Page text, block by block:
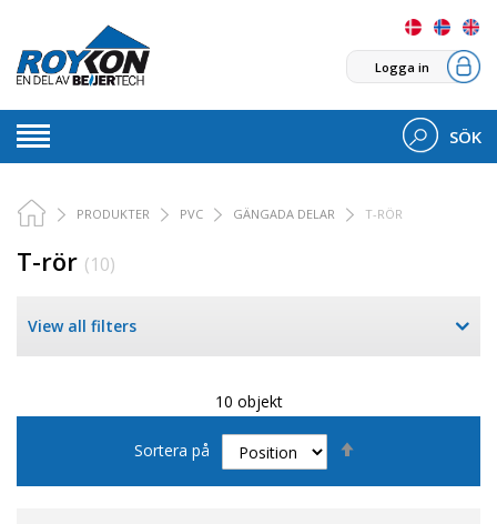
Logga in
SÖK
PRODUKTER PVC GÄNGADA DELAR T-RÖR
T-rör (10)
View all filters
10 objekt
Sortera på